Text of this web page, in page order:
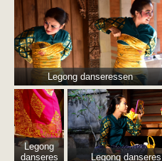
Legong danseressen
Legong
danseres
Legong danseres